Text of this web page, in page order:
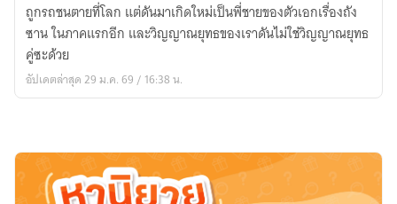
ข้า
คือ
ถัง
หลาน
พี่
ชาย
แท้ๆ
ถูกรถชนตายที่โลก แต่ดันมาเกิดใหม่เป็นพี่ชายของตัวเอกเรื่องถัง
ซาน ในภาคแรกอีก และวิญญาณยุทธของเราดันไม่ใช่วิญญาณยุทธ
คู่ซะด้วย
อัปเดตล่าสุด 29 ม.ค. 69 / 16:38 น.